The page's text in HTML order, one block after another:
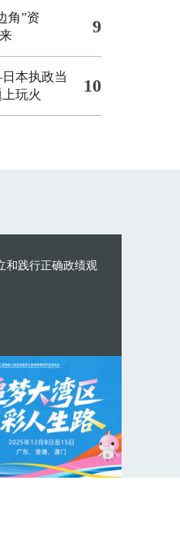
角”资
9
本执政当
玩火
10
和践行正确政绩观